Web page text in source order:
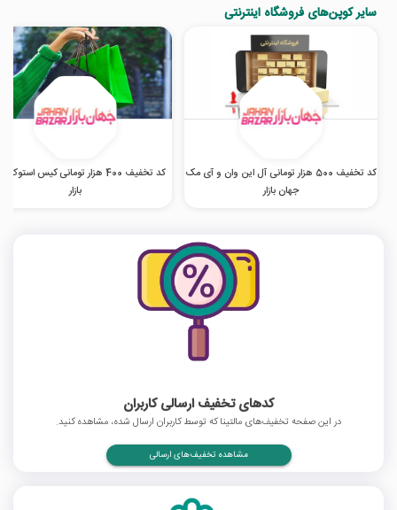
سایر کوپن‌های فروشگاه اینترنتی
کد تخفیف 500 هزار تومانی آل این وان و آی مک
جهان بازار
کد تخفیف 400 هزار تومانی کیس
بازار
کدهای تخفیف ارسالی کاربران
در این صفحه تخفیف‌های مالتینا که توسط کاربران ارسال شده، مشاهده کنید.
مشاهده تخفیف‌های ارسالی